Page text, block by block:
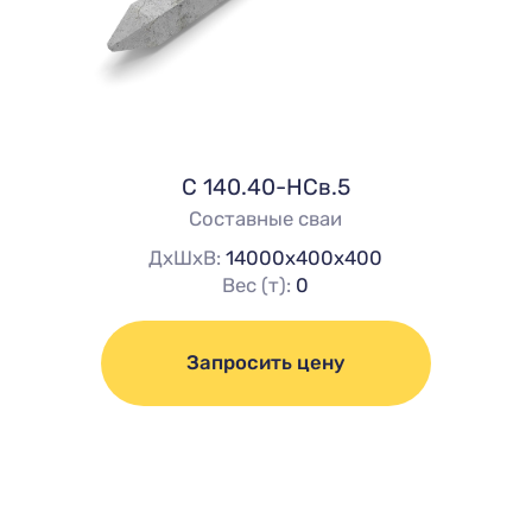
C 140.40-НСв.5
Составные сваи
ДхШхВ:14000х400х400
Вес (т): 0
Запросить цену